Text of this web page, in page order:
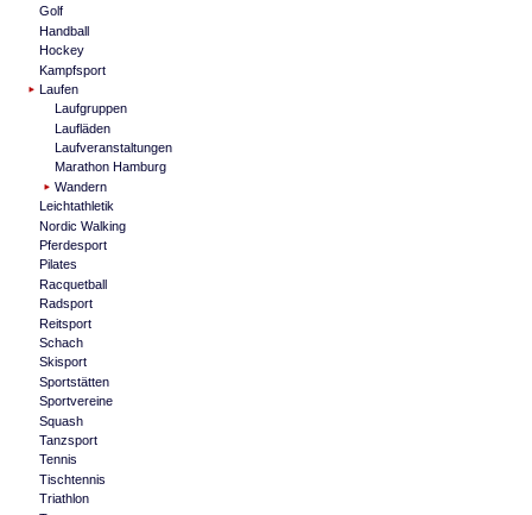
Golf
Handball
Hockey
Kampfsport
Laufen
Laufgruppen
Laufläden
Laufveranstaltungen
Marathon Hamburg
Wandern
Leichtathletik
Nordic Walking
Pferdesport
Pilates
Racquetball
Radsport
Reitsport
Schach
Skisport
Sportstätten
Sportvereine
Squash
Tanzsport
Tennis
Tischtennis
Triathlon